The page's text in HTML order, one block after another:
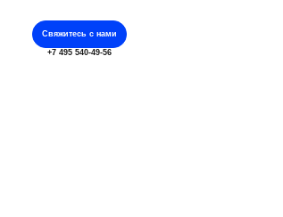
Свяжитесь с нами
+7 495 540-49-56